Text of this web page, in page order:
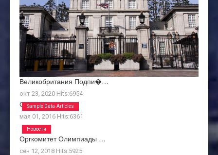
Великобритания Подпи�…
окт 23, 2020 Hits:6954
О Нас
мая 01, 2016 Hits:6361
Sample Data-Articles
Оргкомитет Олимпиады …
сен 12, 2018 Hits:5925
Новости